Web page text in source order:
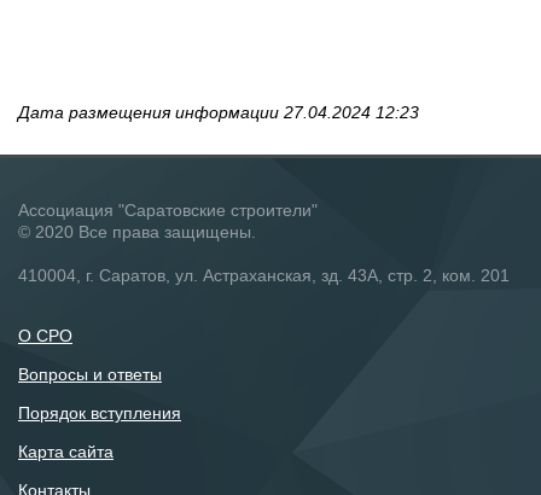
Дата размещения информации 27.04.2024 12:23
Ассоциация "Саратовские строители"
© 2020 Все права защищены.
410004, г. Саратов, ул. Астраханская, зд. 43А, стр. 2, ком. 201
О СРО
Вопросы и ответы
Порядок вступления
Карта сайта
Контакты